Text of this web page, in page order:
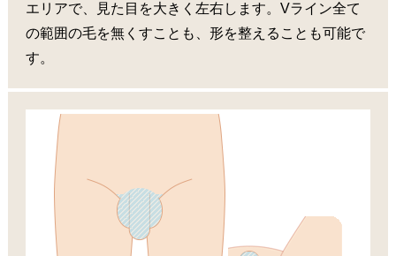
エリアで、見た目を大きく左右します。Vライン全て
の範囲の毛を無くすことも、形を整えることも可能で
す。